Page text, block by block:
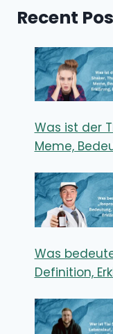
Recent
Was ist der
Meme,
Was
Definition,